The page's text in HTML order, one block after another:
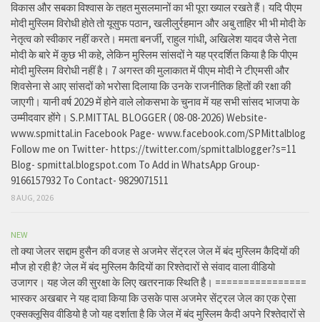
विकास और सबका विश्वास के तहत मुसलमानों का भी पूरा ख्याल रखते हैं। यदि पीएम
मोदी मुस्लिम विरोधी होते तो यूसुफ पठान, खलीलुर्रहमान और अबु ताहिर भी भी मोदी के
नेतृत्व को स्वीकार नहीं करते। ममता बनर्जी, राहुल गांधी, अखिलेश यादव जैसे नेता
मोदी के बारे में कुछ भी कहे, लेकिन मुस्लिम सांसदों ने यह प्रदर्शित किया है कि पीएम
मोदी मुस्लिम विरोधी नहीं है। 7 अगस्त की मुलाकात में पीएम मोदी ने टीएमसी और
शिवसेना से आए सांसदों को भरोसा दिलाया कि उनके राजनीतिक हितों की रक्षा की
जाएगी। यानी वर्ष 2029 में होने वाले लोकसभा के चुनाव में यह सभी सांसद भाजपा के
उम्मीदवार होंगे। S.P.MITTAL BLOGGER ( 08-08-2026) Website-
www.spmittal.in Facebook Page- www.facebook.com/SPMittalblog
Follow me on Twitter- https://twitter.com/spmittalblogger?s=11
Blog- spmittal.blogspot.com To Add in WhatsApp Group-
9166157932 To Contact- 9829071511
8 AUG, 2026
NEW
तो क्या जेलर सद्दाम हुसैन की वजह से अजमेर सेंट्रल जेल में बंद मुस्लिम कैदियों की
मौज हो रही है? जेल में बंद मुस्लिम कैदियों का रिश्तेदारों से संवाद वाला वीडियो
उजागर। यह जेल की सुरक्षा के लिए खतरनाक स्थिति है। ================
भास्कर अखबार ने यह दावा किया कि उसके पास अजमेर सेंट्रल जेल का एक ऐसा
एक्सक्लूसिव वीडियो है जो यह दर्शाता है कि जेल में बंद मुस्लिम कैदी अपने रिश्तेदारों से